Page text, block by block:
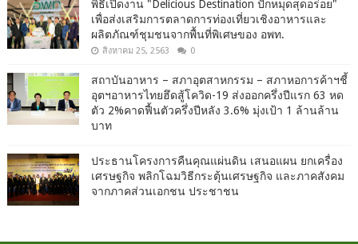
พิธีเปิดงาน "Delicious Destination ปักหมุดสุดอร่อย"
เพื่อส่งเสริมการตลาดการท่องเที่ยวเชิงอาหารและ
ผลิตภัณฑ์ชุมชนจากพื้นที่พิเศษของ อพท.
สิงหาคม 25, 2563 0
สถาบันอาหาร – สภาอุตสาหกรรม – สภาหอการค้าฯชี้
อุตฯอาหารไทยฮึดสู้โควิด-19 ส่งออกครึ่งปีแรก 63 หด
ตัว 2%คาดฟื้นตัวครึ่งปีหลัง 3.6% มุ่งเป้า 1 ล้านล้าน
บาท
ประธานโครงการคืนคุณแผ่นดิน เสนอแผน ยกเครื่อง
เศรษฐกิจ พลิกโฉมวิธีกระตุ้นเศรษฐกิจ และภาคสังคม
จากภาคส่วนเอกชน ประชาชน